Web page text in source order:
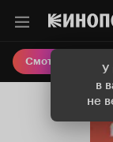
У
в
не
Смотреть кино